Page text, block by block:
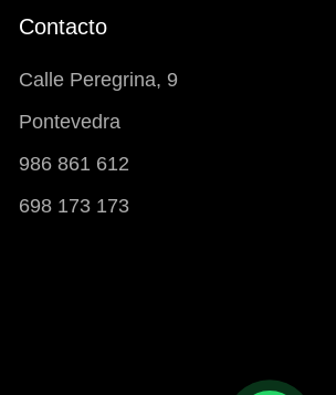
Contacto
Calle Peregrina, 9
Pontevedra
986 861 612
698 173 173